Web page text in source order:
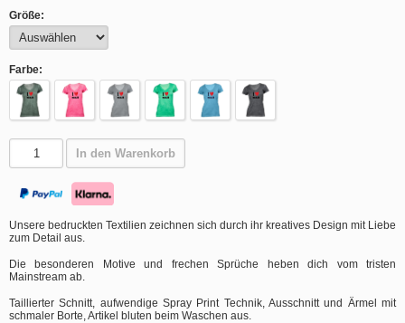
Größe:
Farbe:
In den Warenkorb
Unsere bedruckten Textilien zeichnen sich durch ihr kreatives Design mit Liebe
zum Detail aus.
Die besonderen Motive und frechen Sprüche heben dich vom tristen
Mainstream ab.
Taillierter Schnitt, aufwendige Spray Print Technik, Ausschnitt und Ärmel mit
schmaler Borte, Artikel bluten beim Waschen aus.